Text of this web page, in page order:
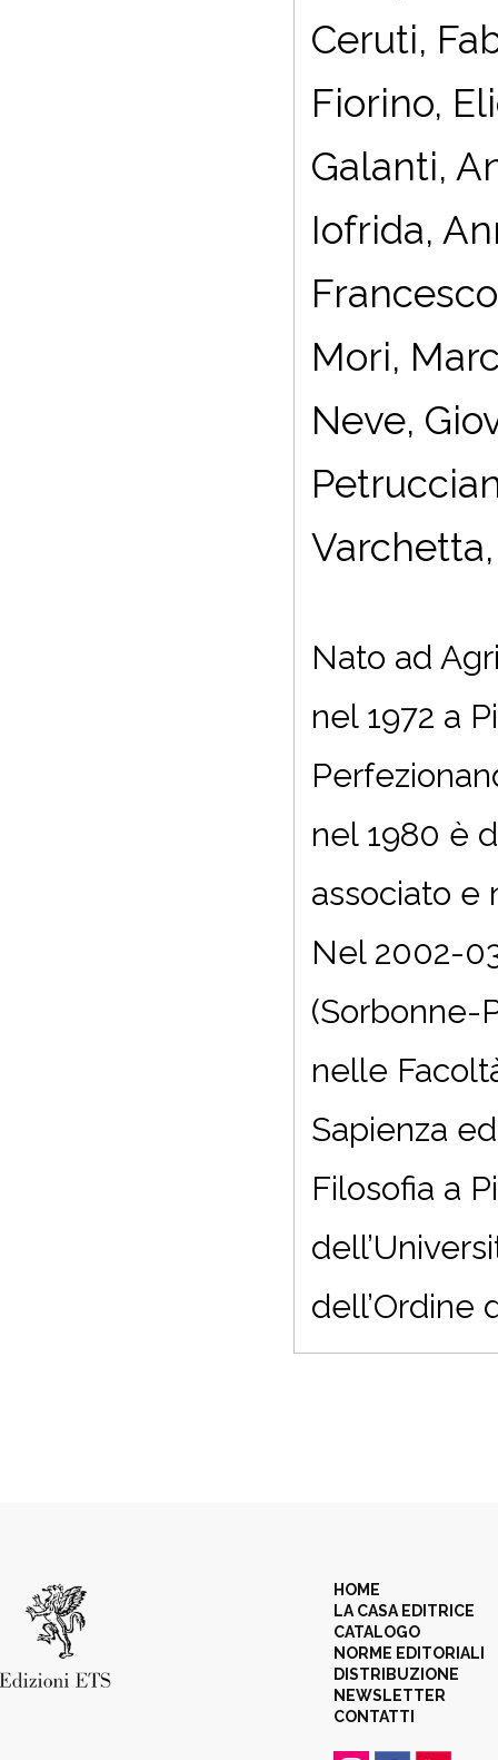
Ceruti,
Fiorino,
Galanti,
Iofrida,
Mori,
Neve,
Nato ad
nel 1972 a
nel 1980 è
associato e
Nel 2002-
(Sorbonne-
nelle
Sapienza
Filosofia a
dell’Ordine
HOME
LA CASA EDITRICE
CATALOGO
NORME EDITORIALI
DISTRIBUZIONE
NEWSLETTER
CONTATTI